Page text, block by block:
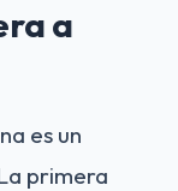
a
es un
primera